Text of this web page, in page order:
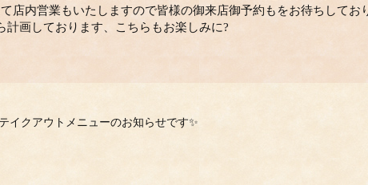
店内営業もいたしますので皆様の御来店御予約もをお待ちして
計画しております、こちらもお楽しみに?
イクアウトメニューのお知らせです✨